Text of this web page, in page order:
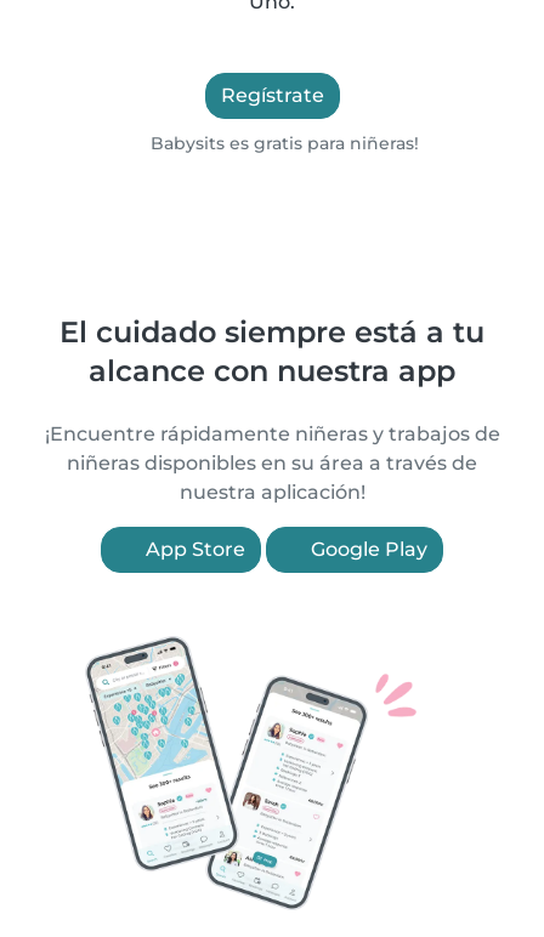
Regístrate
Babysits es gratis para niñeras!
El cuidado siempre está a tu
alcance con nuestra app
¡Encuentre rápidamente niñeras y trabajos de
niñeras disponibles en su área a través de
nuestra aplicación!
App Store Google Play